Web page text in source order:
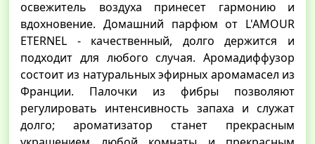
освежитель воздуха принесет гармонию и
вдохновение. Домашний парфюм от L'AMOUR
ETERNEL - качественный, долго держится и
подходит для любого случая. Аромадиффузор
состоит из натуральных эфирных аромамасел из
Франции. Палочки из фибры позволяют
регулировать интенсивность запаха и служат
долго; ароматизатор станет прекрасным